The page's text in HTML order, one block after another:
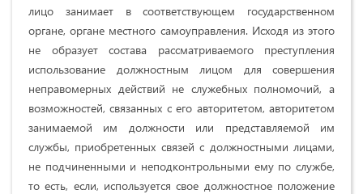
лицо занимает в соответствующем государственном
органе, органе местного самоуправления. Исходя из этого
не образует состава рассматриваемого преступления
использование должностным лицом для совершения
неправомерных действий не служебных полномочий, а
возможностей, связанных с его авторитетом, авторитетом
занимаемой им должности или представляемой им
службы, приобретенных связей с должностными лицами,
не подчиненными и неподконтрольными ему по службе,
то есть, если, используется свое должностное положение